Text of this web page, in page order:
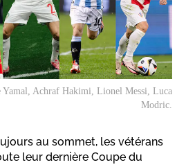
Yamal, Achraf Hakimi, Lionel Messi, Luca
Modric.
au sommet, les vétérans
leur dernière Coupe du